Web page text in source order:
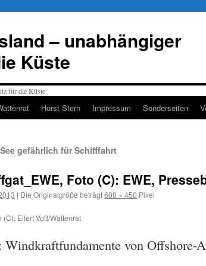
– unabhängiger
Küste
Horst Stern Impressum Sonderseiten
gefährlich für Schifffahrt
Foto (C): EWE,
| Die Originalgröße beträgt600 × 450 Pixel
Eilert Voß/Wattenrat
von Offshore-